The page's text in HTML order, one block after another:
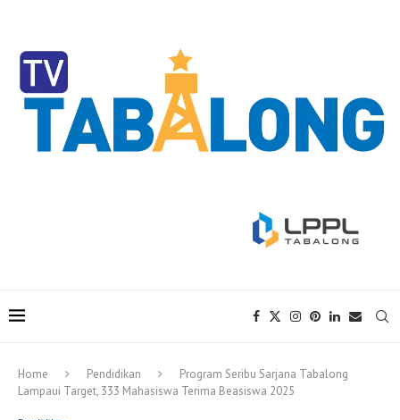
Home Pendidikan
Program Seribu Sarjana Tabalong
Lampaui Target, 333 Mahasiswa Terima Beasiswa 2025